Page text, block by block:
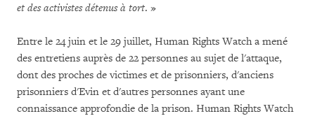
et des activistes détenus à tort. »
Entre le 24 juin et le 29 juillet, Human Rights Watch a mené
des entretiens auprès de 22 personnes au sujet de l'attaque,
dont des proches de victimes et de prisonniers, d'anciens
prisonniers d'Evin et d'autres personnes ayant une
connaissance approfondie de la prison. Human Rights Watch